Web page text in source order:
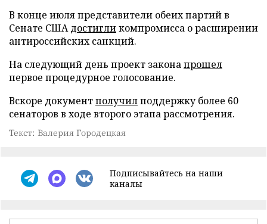
В конце июля представители обеих партий в
Сенате СШАдостигликомпромисса о расширении
антироссийских санкций.
На следующий день проект законапрошел
первое процедурное голосование.
Вскоре документполучилподдержку более 60
сенаторов в ходе второго этапа рассмотрения.
Текст: Валерия Городецкая
Подписывайтесь на наши
каналы